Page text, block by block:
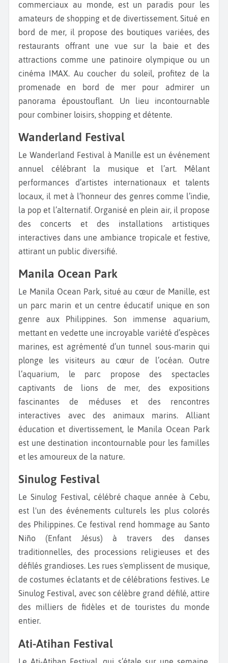
commerciaux au monde, est un paradis pour les
amateurs de shopping et de divertissement. Situé en
bord de mer, il propose des boutiques variées, des
restaurants offrant une vue sur la baie et des
attractions comme une patinoire olympique ou un
cinéma IMAX. Au coucher du soleil, profitez de la
promenade en bord de mer pour admirer un
panorama époustouflant. Un lieu incontournable
pour combiner loisirs, shopping et détente.
Wanderland Festival
Le Wanderland Festival à Manille est un événement
annuel célébrant la musique et l’art. Mêlant
performances d’artistes internationaux et talents
locaux, il met à l’honneur des genres comme l’indie,
la pop et l’alternatif. Organisé en plein air, il propose
des concerts et des installations artistiques
interactives dans une ambiance tropicale et festive,
attirant un public diversifié.
Manila Ocean Park
Le Manila Ocean Park, situé au cœur de Manille, est
un parc marin et un centre éducatif unique en son
genre aux Philippines. Son immense aquarium,
mettant en vedette une incroyable variété d’espèces
marines, est agrémenté d’un tunnel sous-marin qui
plonge les visiteurs au cœur de l’océan. Outre
l’aquarium, le parc propose des spectacles
captivants de lions de mer, des expositions
fascinantes de méduses et des rencontres
interactives avec des animaux marins. Alliant
éducation et divertissement, le Manila Ocean Park
est une destination incontournable pour les familles
et les amoureux de la nature.
Sinulog Festival
Le Sinulog Festival, célébré chaque année à Cebu,
est l'un des événements culturels les plus colorés
des Philippines. Ce festival rend hommage au Santo
Niño (Enfant Jésus) à travers des danses
traditionnelles, des processions religieuses et des
défilés grandioses. Les rues s'emplissent de musique,
de costumes éclatants et de célébrations festives. Le
Sinulog Festival, avec son célèbre grand défilé, attire
des milliers de fidèles et de touristes du monde
entier.
Ati-Atihan Festival